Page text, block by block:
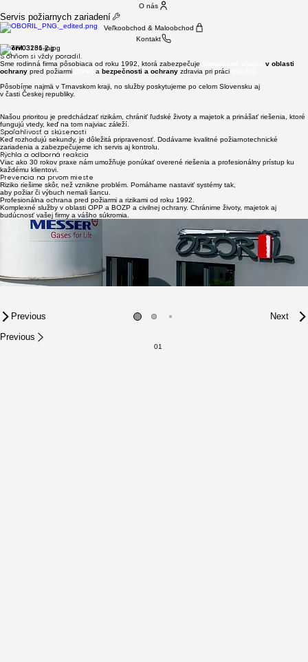
O nás
Servis požiarnych zariadení
Veľkoobchod & Maloobchod
Kontakt
Oboril.
S ohňom si vždy poradil.
Sme rodinná firma pôsobiaca od roku 1992, ktorá zabezpečuje
v oblasti
ochrany pred požiarmi a bezpečnosti a ochrany zdravia pri práci
Pôsobíme najmä v Trnavskom kraji, no služby poskytujeme po celom Slovensku aj
v časti Českej republiky.
Našou prioritou je predchádzať rizikám, chrániť ľudské životy a majetok a prinášať riešenia, ktoré
fungujú vtedy, keď na tom najviac záleží.
Spoľahlivosť a skúsenosti
Keď rozhodujú sekundy, je dôležitá pripravenosť. Dodávame kvalitné požiarnotechnické
zariadenia a zabezpečujeme ich servis aj kontrolu.
Rýchla a odborná reakcia
Viac ako 30 rokov praxe nám umožňuje ponúkať overené riešenia a profesionálny prístup ku
každému klientovi.
Prevencia na prvom mieste
Riziko riešime skôr, než vznikne problém. Pomáhame nastaviť systémy tak,
aby požiar či výbuch nemali šancu.
Profesionálna ochrana pred požiarmi a rizikami od roku 1992.
Komplexné služby v oblasti OPP a BOZP a civilnej ochrany. Chránime životy, majetok aj
budúcnosť vašej firmy a vášho súkromia.
Hasiaca technika
& servis
Predaj, montáž a servis:
prenosných a pojazdných hasiacich prístrojov,
hydrantových systémov a príslušenstva,
Vlastné certifikované servisné stredisko.
Rýchlo. Odborne. V súlade s legislatívou.
S nami to máte pod kontrolou.
Prevencia & kontrola
Prevencia a kontrola, predchádzajú nečakaným katastrofám.
Pravidelné kontroly, revízie a odborné prehliadky zariadení. Minimalizujeme riziká skôr, než
vzniknú problémy.
Spoľahlivosť a servis
Nechajte to na nás.
Kompletný servis od dodania až po údržbu.
Rýchla reakcia, odborný tím a riešenia na mieru.
Previous
Next
Previous
01